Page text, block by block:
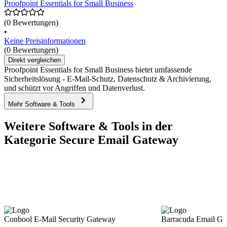
Proofpoint Essentials for Small Business
(0 Bewertungen)
•
Keine Preisinformationen
(0 Bewertungen)
Direkt vergleichen
Proofpoint Essentials for Small Business bietet umfassende
Sicherheitslösung - E-Mail-Schutz, Datenschutz & Archivierung,
und schützt vor Angriffen und Datenverlust.
Mehr Software & Tools
Weitere Software & Tools in der
Kategorie Secure Email Gateway
Conbool E-Mail Security Gateway Barracuda Email